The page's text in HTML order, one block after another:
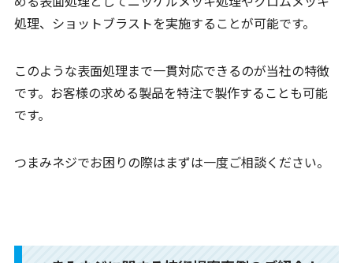
処理、ショットブラストを実施することが可能です。
このような表面処理まで一貫対応できるのが当社の特徴
です。お客様の求める製品を特注で製作することも可能
です。
つまみネジでお困りの際はまずは一度ご相談ください。